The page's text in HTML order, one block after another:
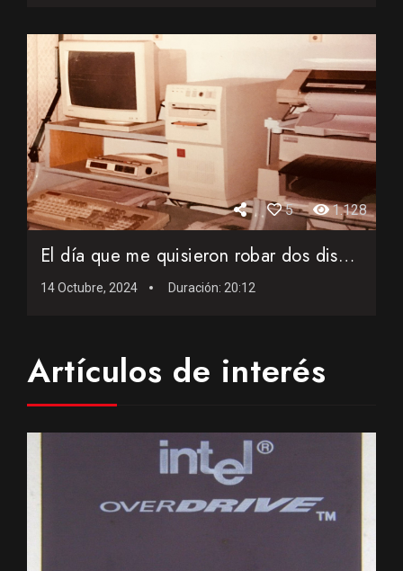
5 1.128
El día que me quisieron robar dos discos duros en 1991
14 Octubre, 2024 Duración: 20:12
Artículos de interés